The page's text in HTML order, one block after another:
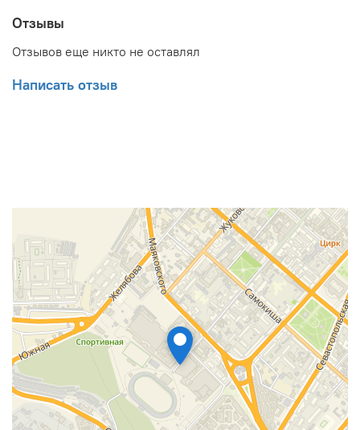
Отзывы
Отзывов еще никто не оставлял
Написать отзыв